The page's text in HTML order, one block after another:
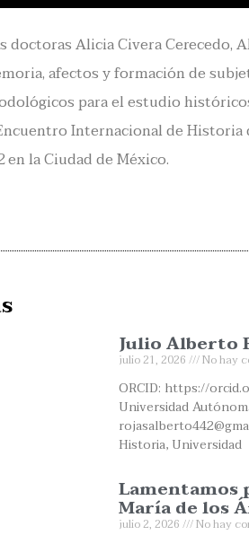
doctoras Alicia Civera Cerecedo,
afectos y formación de
para el estudio
Internacional de Historia
la Ciudad de México.
Julio Alberto
julio 21, 2026 No hay
ORCID: https://
Universidad
Historia, Universidad
Lamentamos
María de los
julio 2, 2026 No hay